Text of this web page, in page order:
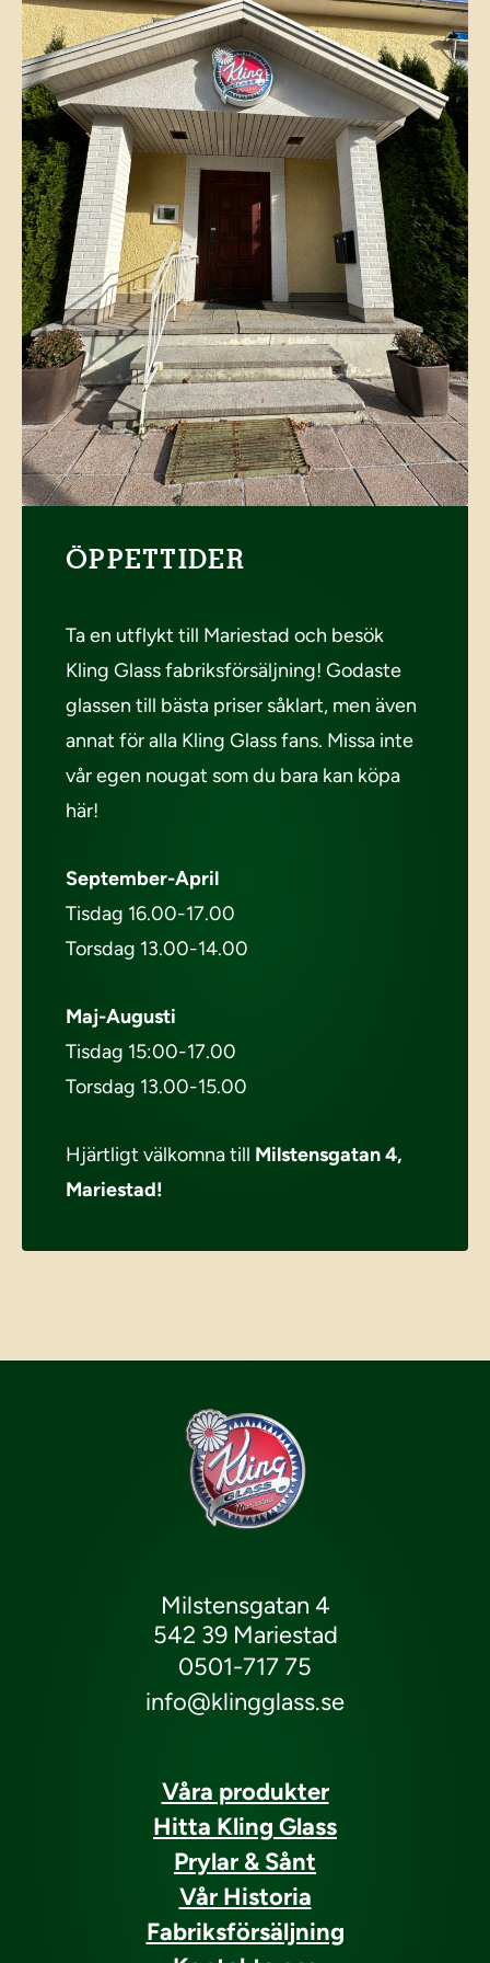
ÖPPETTIDER
Ta en utflykt till Mariestad och besök
Kling Glass fabriksförsäljning! Godaste
glassen till bästa priser såklart, men även
annat för alla Kling Glass fans. Missa inte
vår egen nougat som du bara kan köpa
här!
September-April
Tisdag 16.00-17.00
Torsdag 13.00-14.00
Maj-Augusti
Tisdag 15:00-17.00
Torsdag 13.00-15.00
Hjärtligt välkomna till Milstensgatan 4,
Mariestad!
Milstensgatan 4
542 39 Mariestad
0501-717 75
info@klingglass.se
Våra produkter
Hitta Kling Glass
Prylar & Sånt
Vår Historia
Fabriksförsäljning